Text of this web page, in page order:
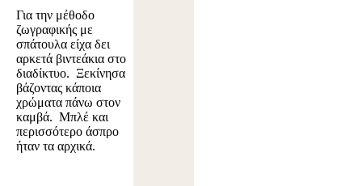
Για την μέθοδο
ζωγραφικής με
σπάτουλα είχα δει
αρκετά βιντεάκια στο
διαδίκτυο. Ξεκίνησα
βάζοντας κάποια
χρώματα πάνω στον
καμβά. Μπλέ και
περισσότερο άσπρο
ήταν τα αρχικά.